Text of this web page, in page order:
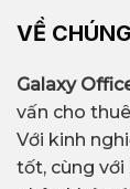
VỀ
Galaxy
vấn cho
Với kinh
tốt, cùng